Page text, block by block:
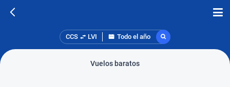
CCS LVI Todo el año
Vuelos baratos